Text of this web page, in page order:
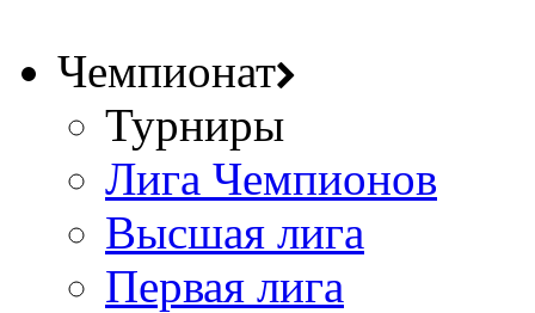
Чемпионат
Турниры
Лига Чемпионов
Высшая лига
Первая лига